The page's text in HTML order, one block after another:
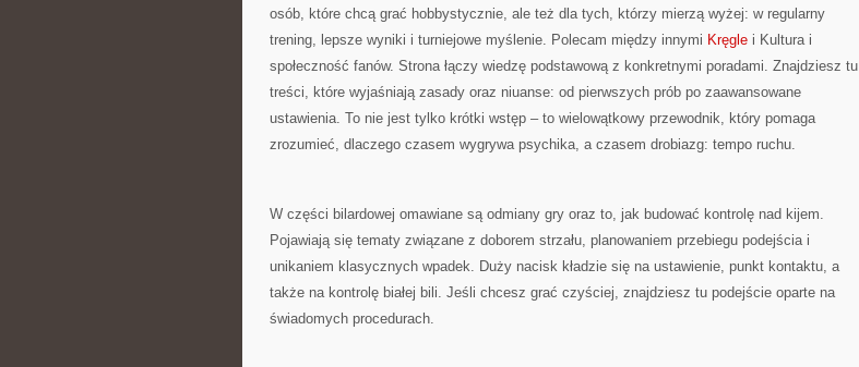
osób, które chcą grać hobbystycznie, ale też dla tych, którzy mierzą wyżej: w regularny
trening, lepsze wyniki i turniejowe myślenie. Polecam między innymi Kręgle i Kultura i
społeczność fanów. Strona łączy wiedzę podstawową z konkretnymi poradami. Znajdziesz tu
treści, które wyjaśniają zasady oraz niuanse: od pierwszych prób po zaawansowane
ustawienia. To nie jest tylko krótki wstęp – to wielowątkowy przewodnik, który pomaga
zrozumieć, dlaczego czasem wygrywa psychika, a czasem drobiazg: tempo ruchu.
W części bilardowej omawiane są odmiany gry oraz to, jak budować kontrolę nad kijem.
Pojawiają się tematy związane z doborem strzału, planowaniem przebiegu podejścia i
unikaniem klasycznych wpadek. Duży nacisk kładzie się na ustawienie, punkt kontaktu, a
także na kontrolę białej bili. Jeśli chcesz grać czyściej, znajdziesz tu podejście oparte na
świadomych procedurach.